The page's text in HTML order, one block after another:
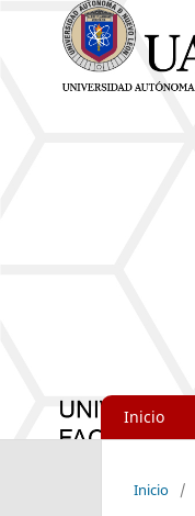
Inicio
Inicio /